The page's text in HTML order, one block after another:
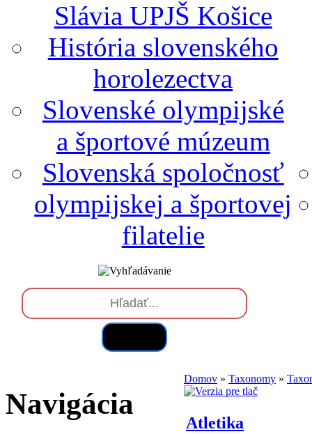
Slávia UPJŠ Košice
História slovenského
horolezectva
Slovenské olympijské
a športové múzeum
Slovenská spoločnosť
olympijskej a športovej
filatelie
Navigácia
Domov » Taxonomy »
Atletika